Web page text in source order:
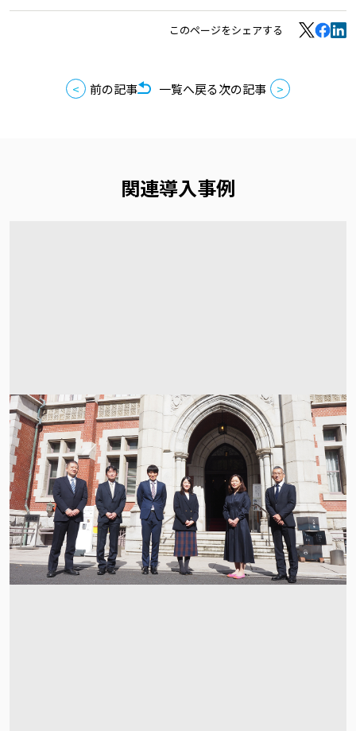
このページをシェアする
前の記事 一覧へ戻る次の記事
関連導入事例